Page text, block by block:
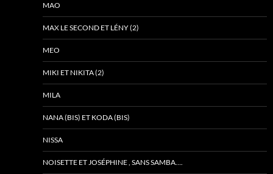
MAO
MAX LE SECOND ET LÉNY (2)
MEO
MIKI ET NIKITA (2)
MILA
NANA (BIS) ET KODA (BIS)
NISSA
NOISETTE ET JOSÉPHINE , SANS SAMBA….